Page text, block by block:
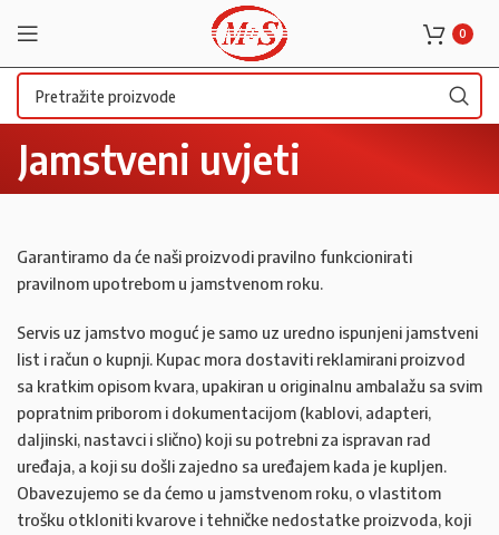
0
Jamstveni uvjeti
Garantiramo da će naši proizvodi pravilno funkcionirati
pravilnom upotrebom u jamstvenom roku.
Servis uz jamstvo moguć je samo uz uredno ispunjeni jamstveni
list i račun o kupnji. Kupac mora dostaviti reklamirani proizvod
sa kratkim opisom kvara, upakiran u originalnu ambalažu sa svim
popratnim priborom i dokumentacijom (kablovi, adapteri,
daljinski, nastavci i slično) koji su potrebni za ispravan rad
uređaja, a koji su došli zajedno sa uređajem kada je kupljen.
Obavezujemo se da ćemo u jamstvenom roku, o vlastitom
trošku otkloniti kvarove i tehničke nedostatke proizvoda, koji